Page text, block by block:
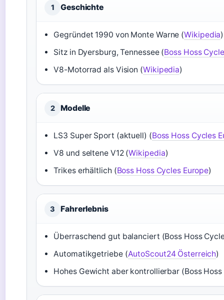
1 Geschichte
Gegründet 1990 von Monte Warne (Wikipedia)
Sitz in Dyersburg, Tennessee (Boss Hoss
V8-Motorrad als Vision (Wikipedia)
2 Modelle
LS3 Super Sport (aktuell) (Boss Hoss Cycles
V8 und seltene V12 (Wikipedia)
Trikes erhältlich (Boss Hoss Cycles Europe)
3 Fahrerlebnis
Überraschend gut balanciert (Boss Hoss
Automatikgetriebe (AutoScout24 Österreich)
Hohes Gewicht aber kontrollierbar (Boss